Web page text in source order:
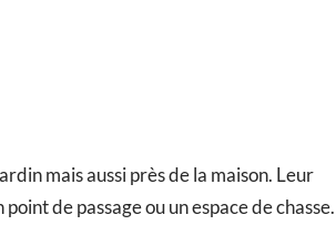
mais aussi près de la maison. Leur
de passage ou un espace de chasse.